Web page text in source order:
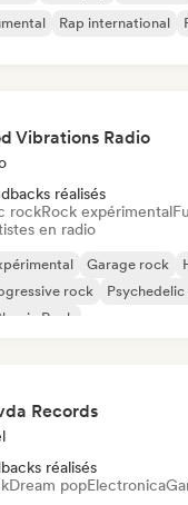
Rap international
Vibrations Radio
réalisés
rockRock expérimental
en radio
Garage rock
rock
Rock
Records
réalisés
Dream popElectronica